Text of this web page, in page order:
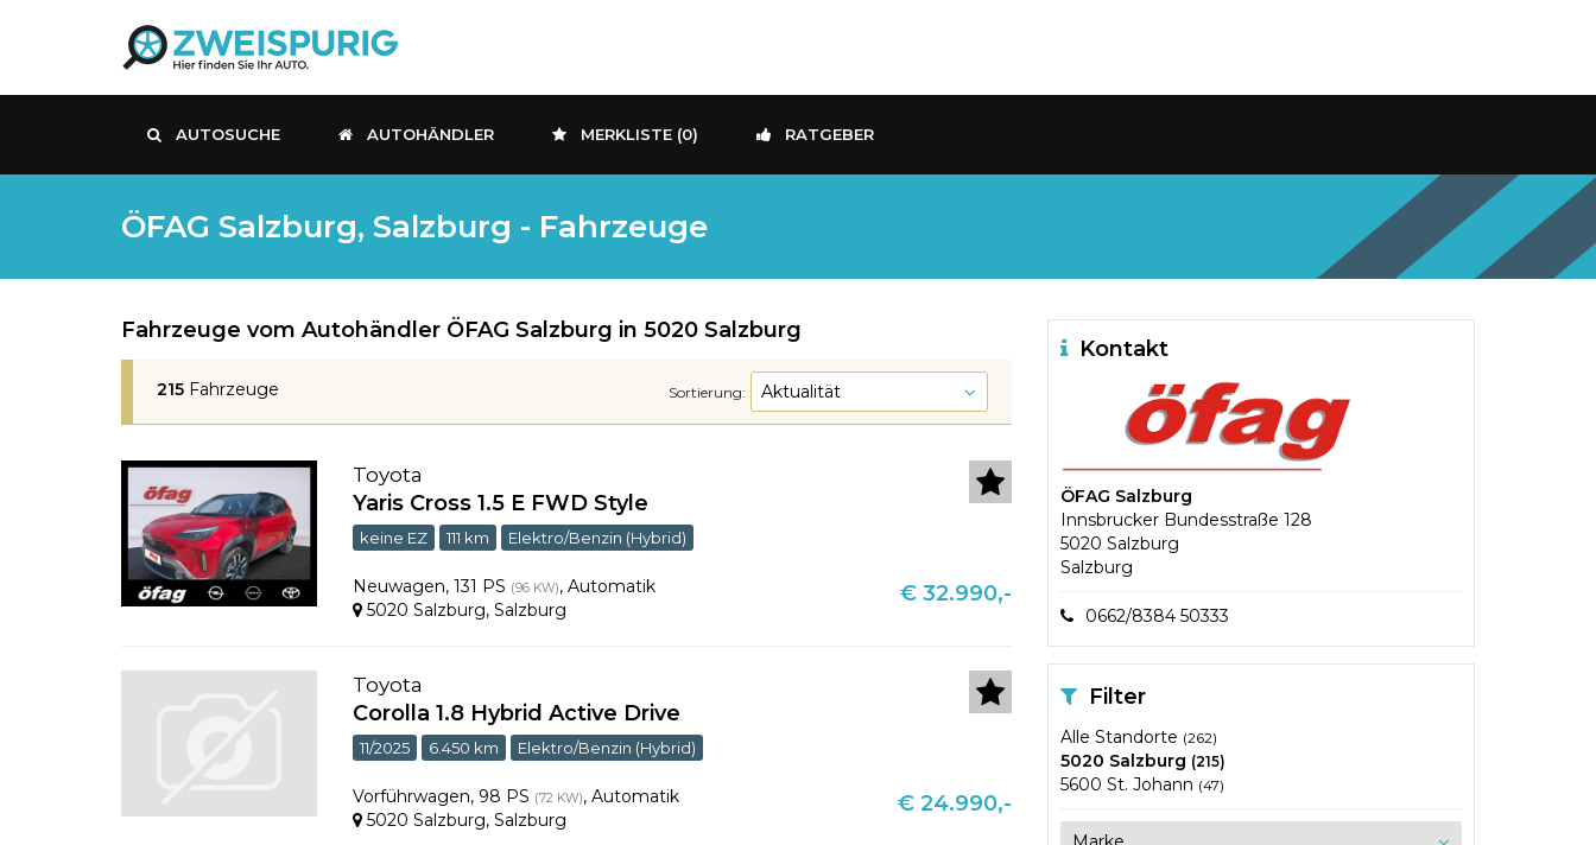
AUTOSUCHE AUTOHÄNDLER MERKLISTE (0) RATGEBER
ÖFAG Salzburg, Salzburg - Fahrzeuge
Kontakt
ÖFAG Salzburg
Innsbrucker Bundesstraße 128
5020 Salzburg
Salzburg
0662/8384 50333
Filter
Alle Standorte (262)
5020 Salzburg (215)
5600 St. Johann (47)
Fahrzeuge vom Autohändler ÖFAG Salzburg in 5020 Salzburg
215 Fahrzeuge Sortierung:
Toyota
Yaris Cross 1.5 E FWD Style
keine EZ 111 km Elektro/Benzin (Hybrid)
Neuwagen, 131 PS (96 KW), Automatik
5020 Salzburg, Salzburg
€ 32.990,-
Toyota
Corolla 1.8 Hybrid Active Drive
11/2025 6.450 km Elektro/Benzin (Hybrid)
Vorführwagen, 98 PS (72 KW), Automatik
5020 Salzburg, Salzburg
€ 24.990,-